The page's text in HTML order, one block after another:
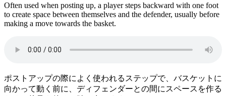
Often used when posting up, a player steps backward with one foot
to create space between themselves and the defender, usually before
making a move towards the basket.
ポストアップの際によく使われるステップで、バスケットに
向かって動く前に、ディフェンダーとの間にスペースを作る